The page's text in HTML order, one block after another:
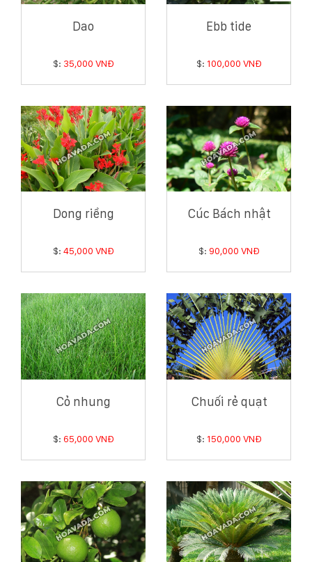
Dao
$: 35,000 VNĐ
Ebb tide
$: 100,000 VNĐ
Dong riềng
$: 45,000 VNĐ
Cúc Bách nhật
$: 90,000 VNĐ
Cỏ nhung
$: 65,000 VNĐ
Chuối rẻ quạt
$: 150,000 VNĐ